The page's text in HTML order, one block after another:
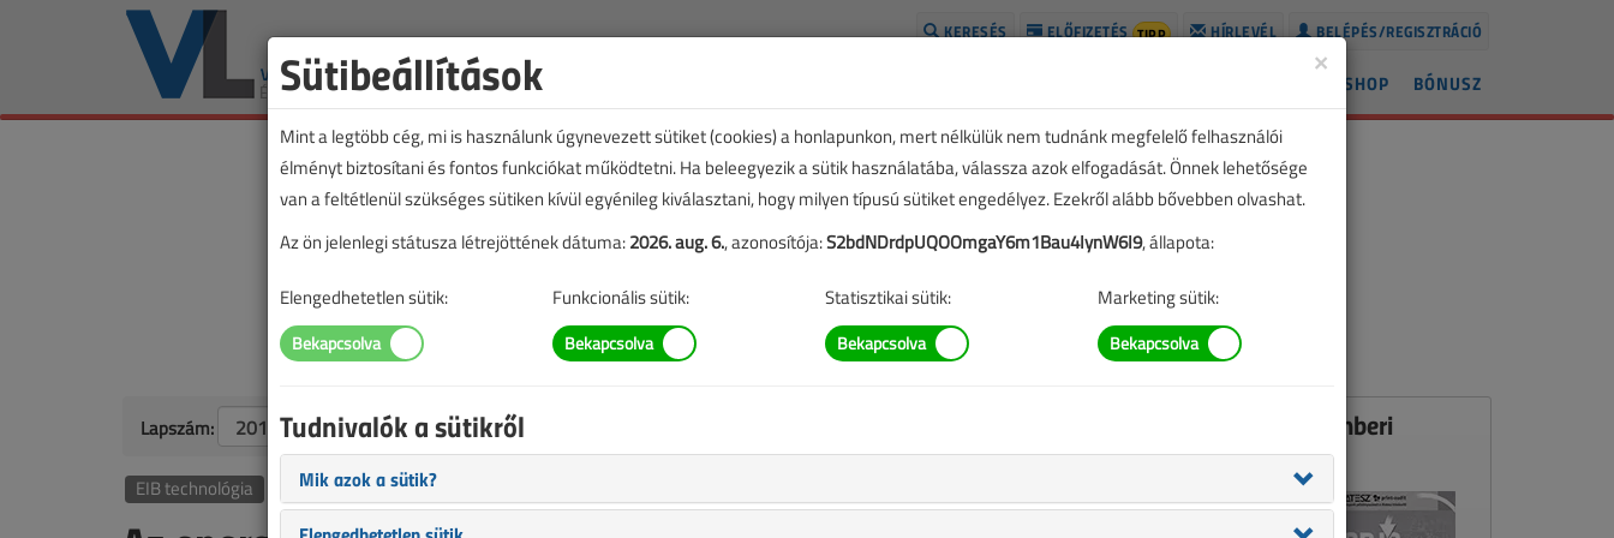
BELÉPÉS/REGISZTRÁCIÓ
HÍRLEVÉL
ELŐFIZETÉS TIPP
KERESÉS
BÓNUSZ
SHOP
Lapszám:
EIB technológia
Ez a cikk a VL 2010. decemberi
számában jelent meg.
×
Sütibeállítások
Mint a legtöbb cég, mi is használunk úgynevezett sütiket (cookies) a honlapunkon, mert nélkülük nem tudnánk megfelelő felhasználói
élményt biztosítani és fontos funkciókat működtetni. Ha beleegyezik a sütik használatába, válassza azok elfogadását. Önnek lehetősége
van a feltétlenül szükséges sütiken kívül egyénileg kiválasztani, hogy milyen típusú sütiket engedélyez. Ezekről alább bővebben olvashat.
Az ön jelenlegi státusza létrejöttének dátuma:2026. aug. 6., azonosítója:S2bdNDrdpUQOOmgaY6m1Bau4IynW6I9, állapota:
Elengedhetetlen sütik: Funkcionális sütik: Statisztikai sütik: Marketing sütik:
Tudnivalók a sütikről
Mik azok a sütik?